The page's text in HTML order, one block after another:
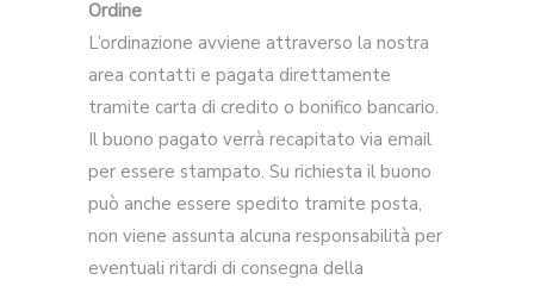
Ordine
L’ordinazione avviene attraverso la nostra
area contatti e pagata direttamente
tramite carta di credito o bonifico bancario.
Il buono pagato verrà recapitato via email
per essere stampato. Su richiesta il buono
può anche essere spedito tramite posta,
non viene assunta alcuna responsabilità per
eventuali ritardi di consegna della